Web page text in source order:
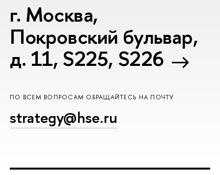
г. Москва,
Покровский бульвар,
д. 11, S225, S226
ПО ВСЕМ ВОПРОСАМ ОБРАЩАЙТЕСЬ НА ПОЧТУ
strategy@hse.ru